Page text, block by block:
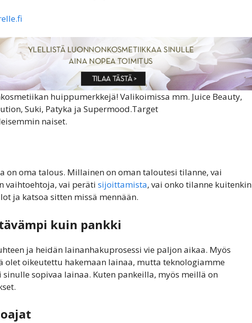
huippumerkkejä! Valikoimissa mm. Juice Beauty,
Suki, Patyka ja Supermood.Target
naiset.
on oma talous. Millainen on oman taloutesi tilanne, vai
vaihtoehtoja, vai peräti sijoittamista, vai onko tilanne kuitenkin
ja katsoa sitten missä mennään.
kuin pankki
ja heidän lainanhakuprosessi vie paljon aikaa. Myös
olet oikeutettu hakemaan lainaa, mutta teknologiamme
sopivaa lainaa. Kuten pankeilla, myös meillä on